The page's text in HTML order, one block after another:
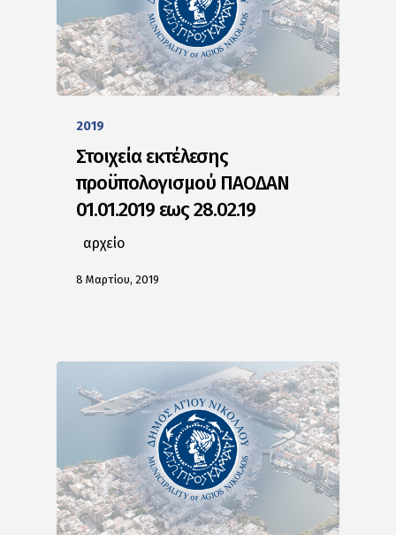
2019
Στοιχεία εκτέλεσης
προϋπολογισμού ΠΑΟΔΑΝ
01.01.2019 εως 28.02.19
αρχείο
8 Μαρτίου, 2019